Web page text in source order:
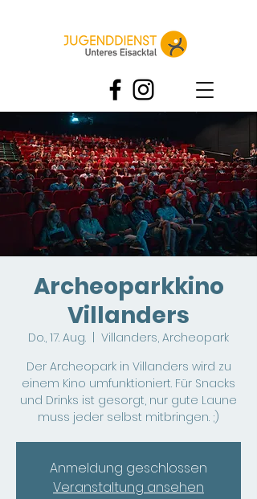
Archeoparkkino
Villanders
Do., 17. Aug.
Villanders, Archeopark
Der Archeopark in Villanders wird zu
einem Kino umfunktioniert. Für Snacks
und Drinks ist gesorgt, nur gute Laune
muss jeder selbst mitbringen. ;)
Anmeldung geschlossen
Veranstaltung ansehen